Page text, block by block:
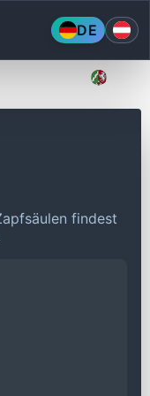
DE
findest